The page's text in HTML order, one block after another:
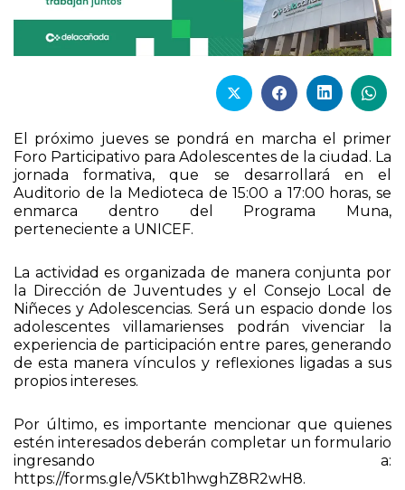
El próximo jueves se pondrá en marcha el primer
Foro Participativo para Adolescentes de la ciudad. La
jornada formativa, que se desarrollará en el
Auditorio de la Medioteca de 15:00 a 17:00 horas, se
enmarca dentro del Programa Muna,
perteneciente a UNICEF.
La actividad es organizada de manera conjunta por
la Dirección de Juventudes y el Consejo Local de
Niñeces y Adolescencias. Será un espacio donde los
adolescentes villamarienses podrán vivenciar la
experiencia de participación entre pares, generando
de esta manera vínculos y reflexiones ligadas a sus
propios intereses.
Por último, es importante mencionar que quienes
estén interesados deberán completar un formulario
ingresando a:
https://forms.gle/V5Ktb1hwghZ8R2wH8.